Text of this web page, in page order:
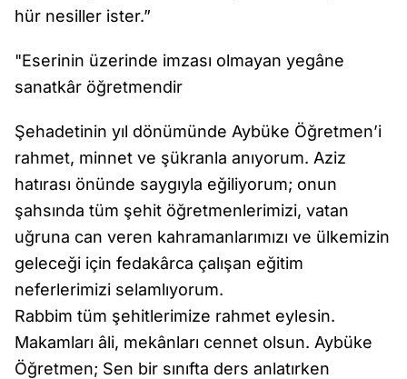
hür nesiller ister.”
"Eserinin üzerinde imzası olmayan yegâne
sanatkâr öğretmendir
Şehadetinin yıl dönümünde Aybüke Öğretmen’i
rahmet, minnet ve şükranla anıyorum. Aziz
hatırası önünde saygıyla eğiliyorum; onun
şahsında tüm şehit öğretmenlerimizi, vatan
uğruna can veren kahramanlarımızı ve ülkemizin
geleceği için fedakârca çalışan eğitim
neferlerimizi selamlıyorum.
Rabbim tüm şehitlerimize rahmet eylesin.
Makamları âli, mekânları cennet olsun. Aybüke
Öğretmen; Sen bir sınıfta ders anlatırken